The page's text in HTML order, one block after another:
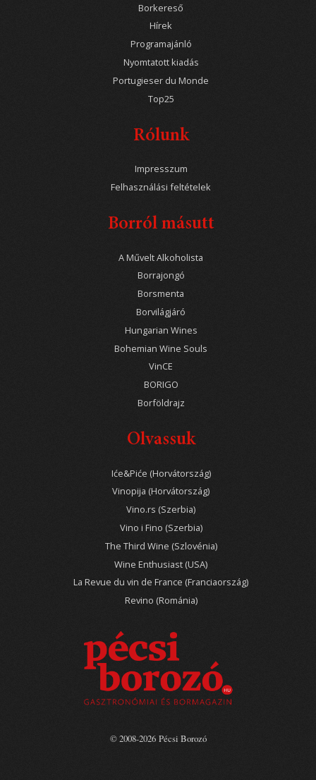
Borkereső
Hírek
Programajánló
Nyomtatott kiadás
Portugieser du Monde
Top25
Rólunk
Impresszum
Felhasználási feltételek
Borról másutt
A Művelt Alkoholista
Borrajongó
Borsmenta
Borvilágjáró
Hungarian Wines
Bohemian Wine Souls
VinCE
BORIGO
Borföldrajz
Olvassuk
Iće&Piće (Horvátország)
Vinopija (Horvátország)
Vino.rs (Szerbia)
Vino i Fino (Szerbia)
The Third Wine (Szlovénia)
Wine Enthusiast (USA)
La Revue du vin de France (Franciaország)
Revino (Románia)
© 2008-2026 Pécsi Borozó